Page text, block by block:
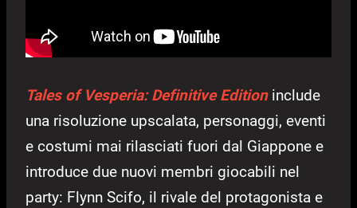
Tales of Vesperia: Definitive Editioninclude
una risoluzione upscalata, personaggi, eventi
e costumi mai rilasciati fuori dal Giappone e
introduce due nuovi membri giocabili nel
party: Flynn Scifo, il rivale del protagonista e